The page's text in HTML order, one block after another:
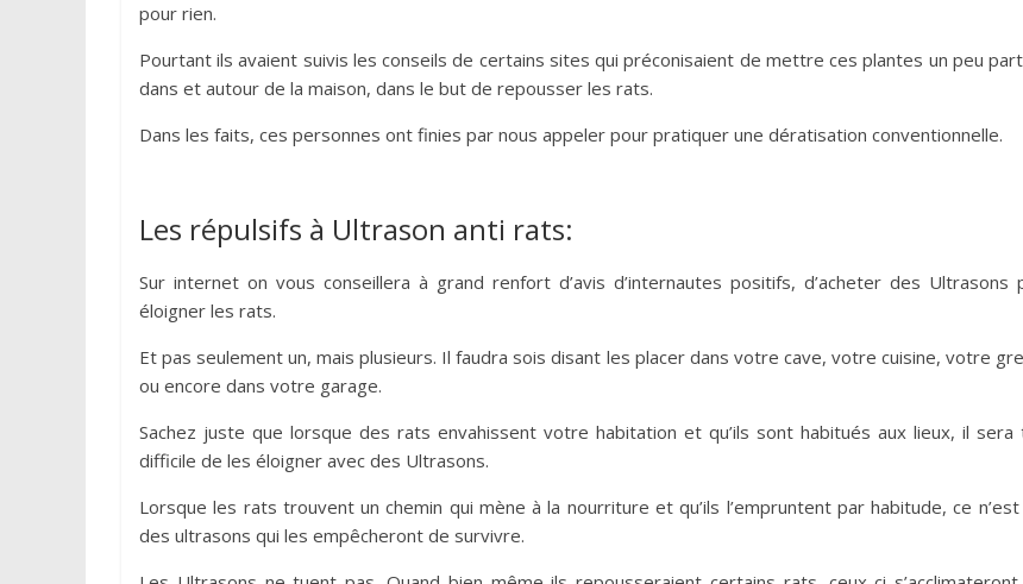
pour rien.
Pourtant ils avaient suivis les conseils de certains sites qui préconisaient de mettre ces plantes un peu
dans et autour de la maison, dans le but de repousser les rats.
Dans les faits, ces personnes ont finies par nous appeler pour pratiquer une dératisation conventionnelle.
Les répulsifs à Ultrason anti rats:
Sur internet on vous conseillera à grand renfort d’avis d’internautes positifs, d’acheter des Ultrasons
éloigner les rats.
Et pas seulement un, mais plusieurs. Il faudra sois disant les placer dans votre cave, votre cuisine, votre
ou encore dans votre garage.
Sachez juste que lorsque des rats envahissent votre habitation et qu’ils sont habitués aux lieux, il sera
difficile de les éloigner avec des Ultrasons.
Lorsque les rats trouvent un chemin qui mène à la nourriture et qu’ils l’empruntent par habitude, ce
des ultrasons qui les empêcheront de survivre.